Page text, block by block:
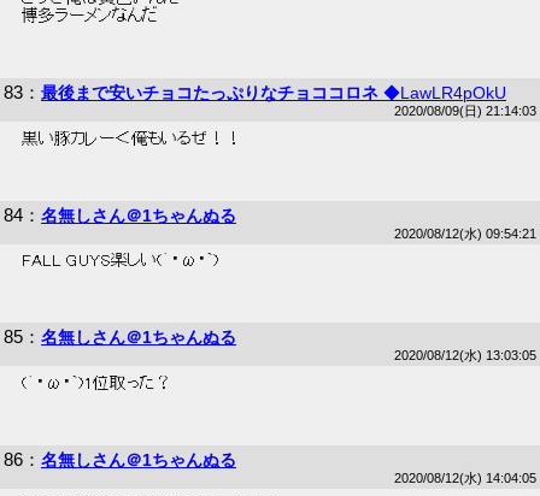
博多ラーメンなんだ
83 ： 最後まで安いチョコたっぷりなチョココロネ ◆LawLR4pOkU
2020/08/09(日) 21:14:03
黒い豚カレー＜俺もいるぜ！！
84 ： 名無しさん＠1ちゃんぬる
2020/08/12(水) 09:54:21
FALL GUYS楽しい(´・ω・`)
85 ： 名無しさん＠1ちゃんぬる
2020/08/12(水) 13:03:05
(´・ω・`)1位取った？
86 ： 名無しさん＠1ちゃんぬる
2020/08/12(水) 14:04:05